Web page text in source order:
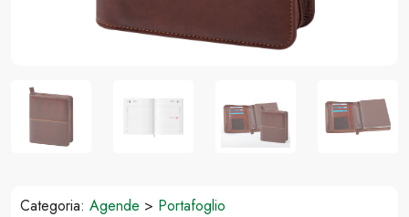
Categoria: Agende > Portafoglio